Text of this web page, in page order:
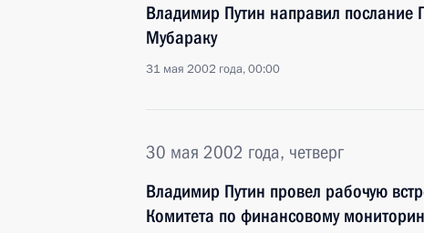
Владимир Путин направил послание
Мубараку
31 мая 2002 года, 00:00
30 мая 2002 года, четверг
Владимир Путин провел рабочую
Комитета по финансовому